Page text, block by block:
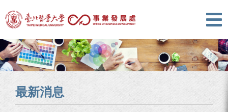
最新消息